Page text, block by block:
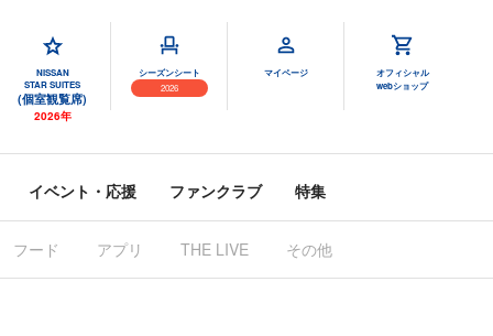
NISSAN
STAR SUITES
(個室観覧席)
2026年
シーズンシート
2026
マイページ
オフィシャル
webショップ
イベント・応援 ファンクラブ 特集
フード アプリ THE LIVE その他